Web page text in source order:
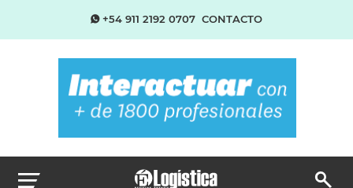
+54 911 2192 0707 CONTACTO